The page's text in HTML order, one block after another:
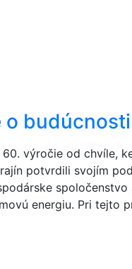
o
výročie od chvíle,
potvrdili svojím
spoločenstvo
energiu. Pri tejto